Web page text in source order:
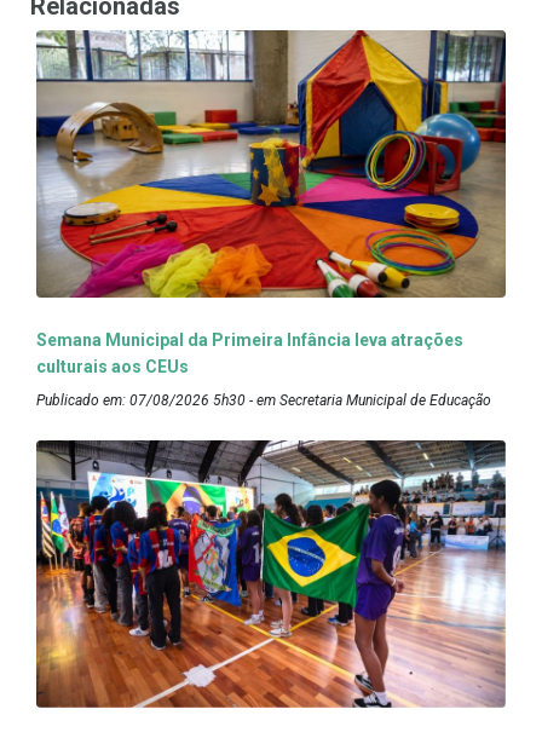
Semana Municipal da Primeira Infância leva atrações
culturais aos CEUs
Publicado em: 07/08/2026 5h30 - em Secretaria Municipal de Educação